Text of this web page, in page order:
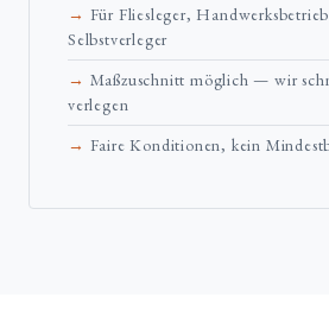
Für Fliesleger,
Selbstverleger
Maßzuschnitt möglich — wir
verlegen
Faire Konditionen, kein